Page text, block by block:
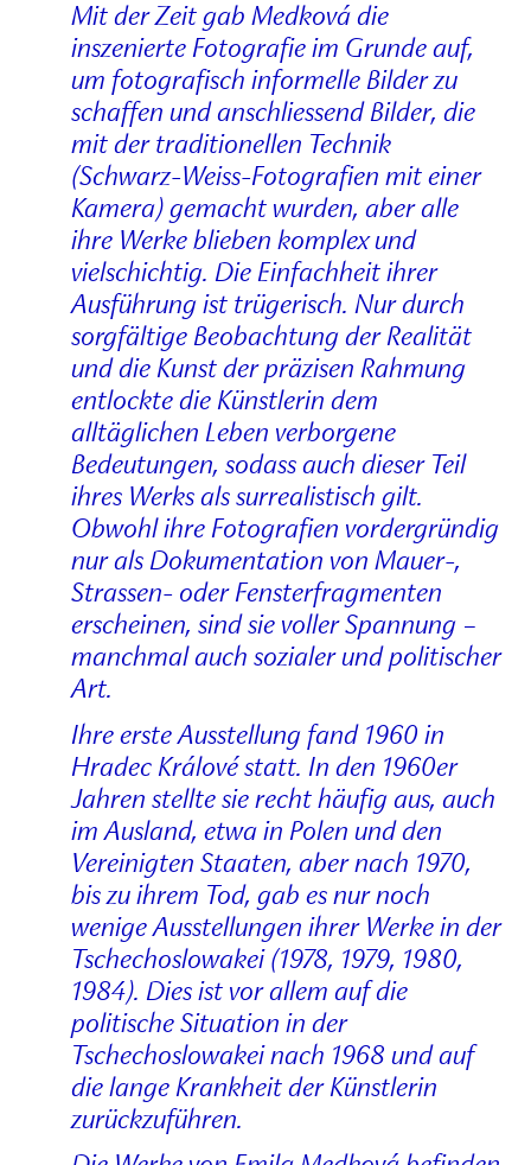
Mit der Zeit gab Medková die
inszenierte Fotografie im Grunde auf,
um fotografisch informelle Bilder zu
schaffen und anschliessend Bilder, die
mit der traditionellen Technik
(Schwarz-Weiss-Fotografien mit einer
Kamera) gemacht wurden, aber alle
ihre Werke blieben komplex und
vielschichtig. Die Einfachheit ihrer
Ausführung ist trügerisch. Nur durch
sorgfältige Beobachtung der Realität
und die Kunst der präzisen Rahmung
entlockte die Künstlerin dem
alltäglichen Leben verborgene
Bedeutungen, sodass auch dieser Teil
ihres Werks als surrealistisch gilt.
Obwohl ihre Fotografien vordergründig
nur als Dokumentation von Mauer-,
Strassen- oder Fensterfragmenten
erscheinen, sind sie voller Spannung –
manchmal auch sozialer und politischer
Art.
Ihre erste Ausstellung fand 1960 in
Hradec Králové statt. In den 1960er
Jahren stellte sie recht häufig aus, auch
im Ausland, etwa in Polen und den
Vereinigten Staaten, aber nach 1970,
bis zu ihrem Tod, gab es nur noch
wenige Ausstellungen ihrer Werke in der
Tschechoslowakei (1978, 1979, 1980,
1984). Dies ist vor allem auf die
politische Situation in der
Tschechoslowakei nach 1968 und auf
die lange Krankheit der Künstlerin
zurückzuführen.